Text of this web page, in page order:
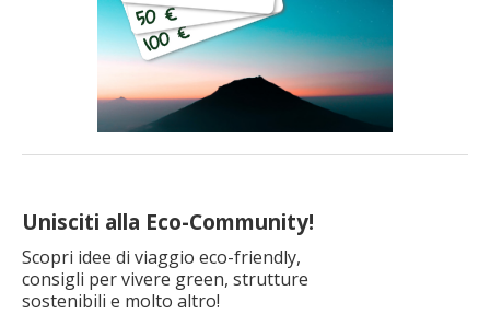
Unisciti alla Eco-Community!
Scopri idee di viaggio eco-friendly,
consigli per vivere green, strutture
sostenibili e molto altro!